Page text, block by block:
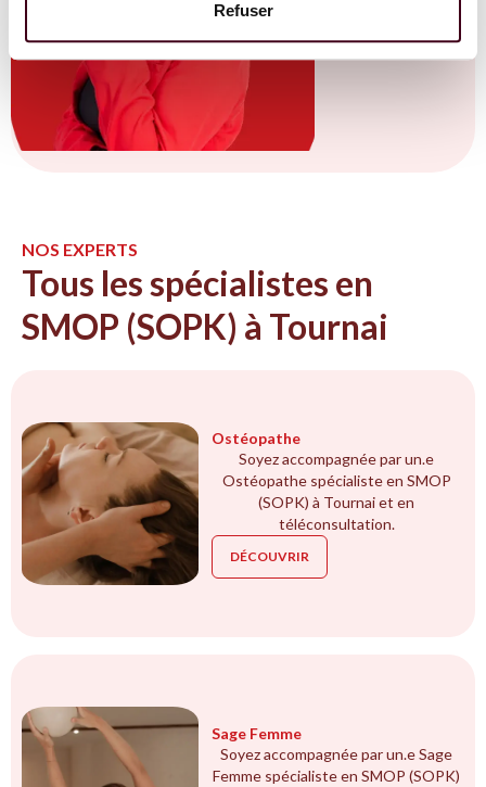
Refuser
NOS EXPERTS
Tous les spécialistes en
SMOP (SOPK) à Tournai
Ostéopathe
Soyez accompagnée par un.e
Ostéopathe spécialiste en SMOP
(SOPK) à Tournai et en
téléconsultation.
DÉCOUVRIR
Sage Femme
Soyez accompagnée par un.e Sage
Femme spécialiste en SMOP (SOPK)